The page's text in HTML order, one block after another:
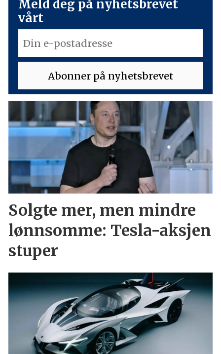
Meld deg på nyhetsbrevet
vårt
Solgte mer, men mindre
lønnsomme: Tesla-aksjen
stuper